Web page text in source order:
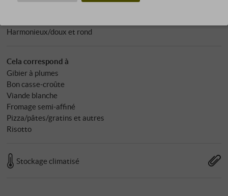
Harmonieux/doux et rond
Cela correspond à
Gibier à plumes
Bon casse-croûte
Viande blanche
Fromage semi-affiné
Pizza/pâtes/gratins et autres
Risotto
Stockage climatisé